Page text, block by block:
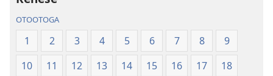
le
Faaliliuga
Faaliliuga
OTOOTOGA
1 2 3 4 5 6 7 8
9
10
11 12 13 14 15 16 17
18